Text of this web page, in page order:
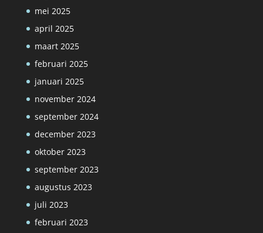
mei 2025
april 2025
maart 2025
februari 2025
januari 2025
november 2024
september 2024
december 2023
oktober 2023
september 2023
augustus 2023
juli 2023
februari 2023